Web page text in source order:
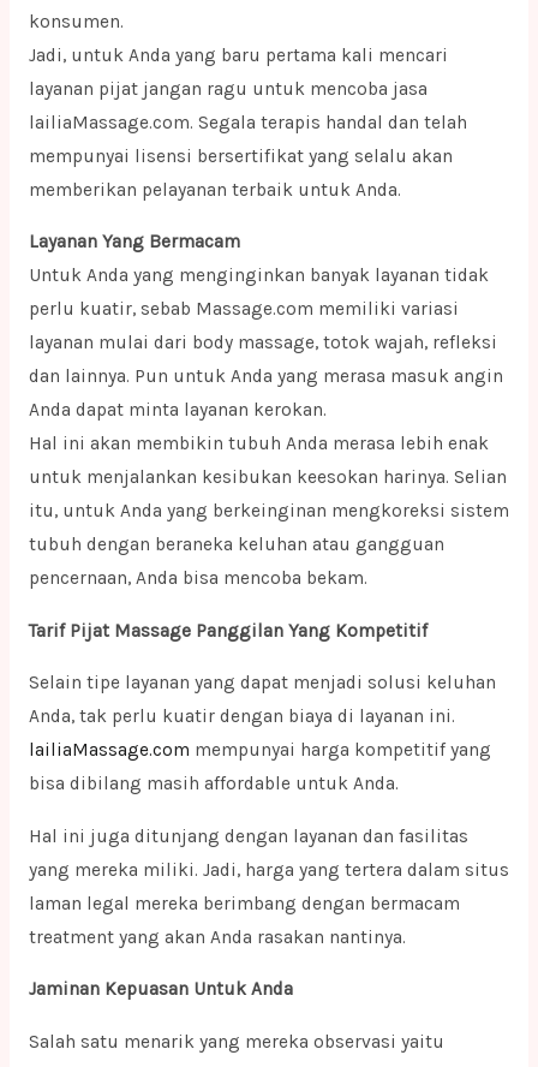
konsumen.
Jadi, untuk Anda yang baru pertama kali mencari
layanan pijat jangan ragu untuk mencoba jasa
lailiaMassage.com. Segala terapis handal dan telah
mempunyai lisensi bersertifikat yang selalu akan
memberikan pelayanan terbaik untuk Anda.
Layanan Yang Bermacam
Untuk Anda yang menginginkan banyak layanan tidak
perlu kuatir, sebab Massage.com memiliki variasi
layanan mulai dari body massage, totok wajah, refleksi
dan lainnya. Pun untuk Anda yang merasa masuk angin
Anda dapat minta layanan kerokan.
Hal ini akan membikin tubuh Anda merasa lebih enak
untuk menjalankan kesibukan keesokan harinya. Selian
itu, untuk Anda yang berkeinginan mengkoreksi sistem
tubuh dengan beraneka keluhan atau gangguan
pencernaan, Anda bisa mencoba bekam.
Tarif Pijat Massage Panggilan Yang Kompetitif
Selain tipe layanan yang dapat menjadi solusi keluhan
Anda, tak perlu kuatir dengan biaya di layanan ini.
lailiaMassage.com mempunyai harga kompetitif yang
bisa dibilang masih affordable untuk Anda.
Hal ini juga ditunjang dengan layanan dan fasilitas
yang mereka miliki. Jadi, harga yang tertera dalam situs
laman legal mereka berimbang dengan bermacam
treatment yang akan Anda rasakan nantinya.
Jaminan Kepuasan Untuk Anda
Salah satu menarik yang mereka observasi yaitu